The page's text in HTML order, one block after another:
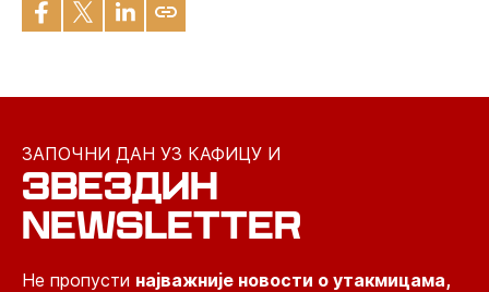
ЗАПОЧНИ ДАН УЗ КАФИЦУ И
ЗВЕЗДИН
NEWSLETTER
Не пропусти најважније новости о утакмицама,